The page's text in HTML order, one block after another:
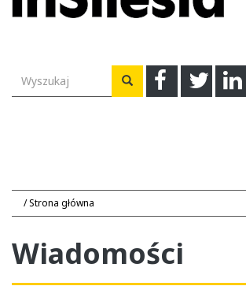
FacebookTwitter
Wyszukiwarka Wyszukaj
Strona główna
Wiadomości